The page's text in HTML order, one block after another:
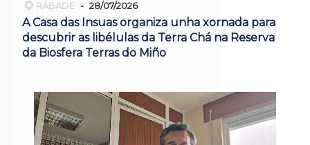
RÁBADE 28/07/2026
A Casa das Insuas organiza unha xornada para
descubrir as libélulas da Terra Chá na Reserva
da Biosfera Terras do Miño